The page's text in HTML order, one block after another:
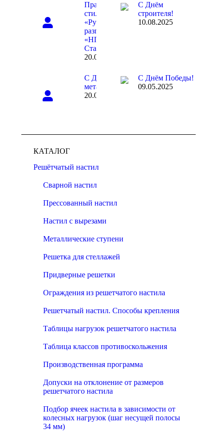
Праздник в
стиле
«Русский
разгуляй» в
«НПО
Стальпром»
20.02.2026
С Днём
строителя!
10.08.2025
С Днём
металлурга!
20.07.2025
С Днём Победы!
09.05.2025
КАТАЛОГ
Решётчатый настил
Сварной настил
Прессованный настил
Настил с вырезами
Металлические ступени
Решетка для стеллажей
Придверные решетки
Ограждения из решетчатого настила
Решетчатый настил. Способы крепления
Таблицы нагрузок решетчатого настила
Таблица классов противоскольжения
Производственная программа
Допуски на отклонение от размеров
решетчатого настила
Подбор ячеек настила в зависимости от
колесных нагрузок (шаг несущей полосы
34 мм)